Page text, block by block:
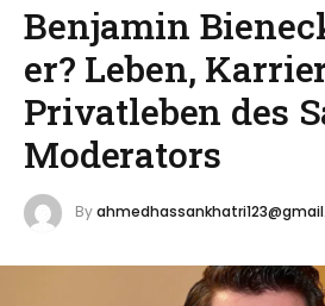
Benjamin
er? Leben,
Privatleben des
Moderators
By